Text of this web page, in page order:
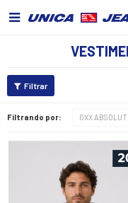

Filtrando por: OXX ABSOLUT